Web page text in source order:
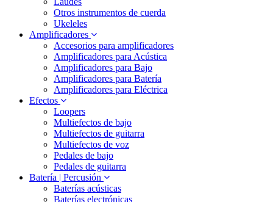
Otros instrumentos de cuerda
Ukeleles
Amplificadores
Accesorios para amplificadores
Amplificadores para Acústica
Amplificadores para Bajo
Amplificadores para Batería
Amplificadores para Eléctrica
Efectos
Loopers
Multiefectos de bajo
Multiefectos de guitarra
Multiefectos de voz
Pedales de bajo
Pedales de guitarra
Batería | Percusión
Baterías acústicas
Baterías electrónicas